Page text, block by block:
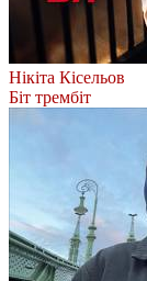
Нікіта Кісельов
Біт трембіт